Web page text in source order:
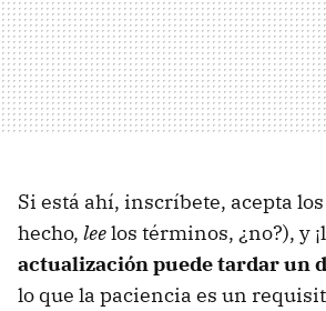
Si está ahí, inscríbete, acepta
hecho, leelos términos, ¿no?), y
actualización puede tardar un
lo que la paciencia es un